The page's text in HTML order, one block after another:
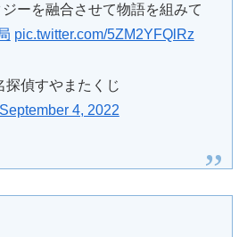
ーを融合させて物語を組みて
pic.twitter.com/5ZM2YFQlRz
偵すやまたくじ
September 4, 2022